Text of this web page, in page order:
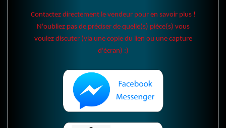
Contactez directement le vendeur pour en savoir plus !
N'oubliez pas de préciser de quelle(s) pièce(s) vous
voulez discuter (via une copie du lien ou une capture
d'écran) :)